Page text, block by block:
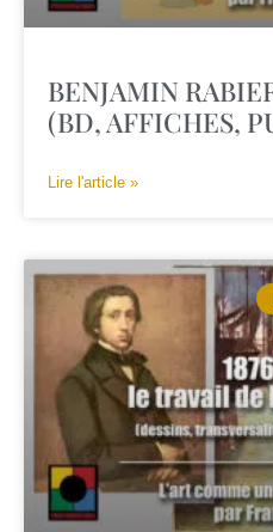
BENJAMIN
(BD, AFFICHES,
Lire l'article »